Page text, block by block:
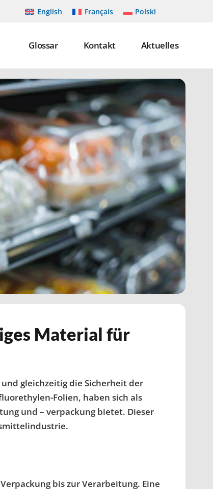
English Français Polski
Glossar Kontakt Aktuelles
Material für
gleichzeitig die Sicherheit der
Folien, haben sich als
und – verpackung bietet. Dieser
bis zur Verarbeitung. Eine